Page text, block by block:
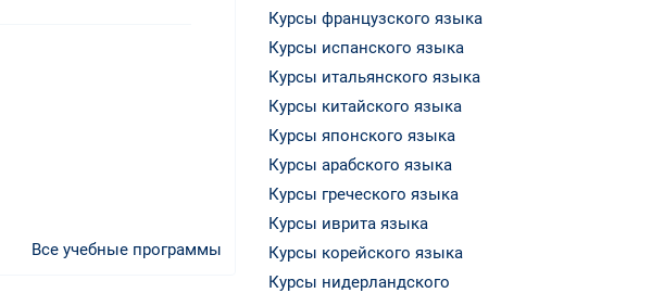
Все учебные программы
Курсы французского языка
Курсы испанского языка
Курсы итальянского языка
Курсы китайского языка
Курсы японского языка
Курсы арабского языка
Курсы греческого языка
Курсы иврита языка
Курсы корейского языка
Курсы нидерландского